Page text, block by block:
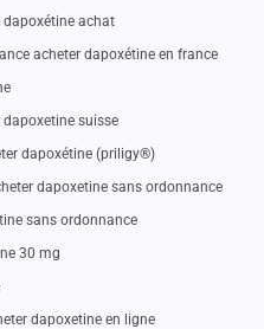
achat
acheter dapoxétine en france
suisse
dapoxétine (priligy®)
dapoxetine sans ordonnance
sans ordonnance
30 mg
dapoxetine en ligne